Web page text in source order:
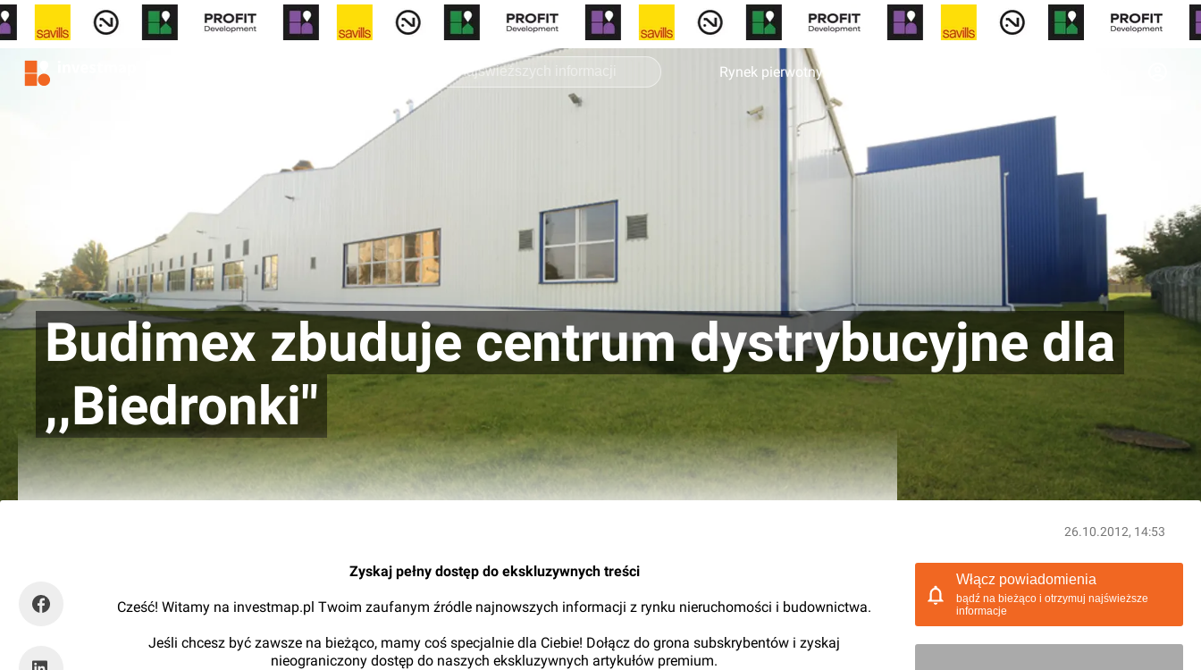
Rynek pierwotny
Budimex zbuduje centrum dystrybucyjne dla
,,Biedronki"
26.10.2012, 14:53
Zyskaj pełny dostęp do ekskluzywnych treści
Cześć! Witamy na investmap.pl Twoim zaufanym źródle najnowszych informacji z rynku nieruchomości i budownictwa.
Jeśli chcesz być zawsze na bieżąco, mamy coś specjalnie dla Ciebie! Dołącz do grona subskrybentów i zyskaj
nieograniczony dostęp do naszych ekskluzywnych artykułów premium.
Włącz powiadomienia
bądź na bieżąco i otrzymuj najświeższe
informacje